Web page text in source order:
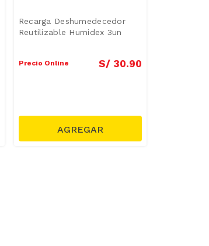
Recarga Deshumedecedor
Reutilizable Humidex 3un
Precio Online S/ 30.90